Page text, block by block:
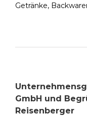
Getränke,
GmbH und
Reisenberger